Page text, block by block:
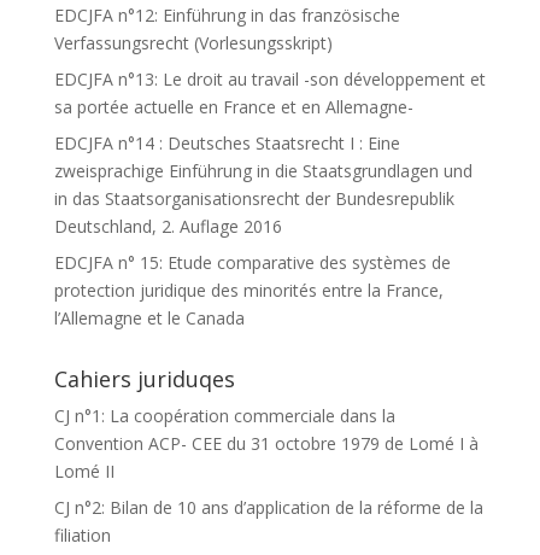
EDCJFA n°12: Einführung in das französische
Verfassungsrecht (Vorlesungsskript)
EDCJFA n°13: Le droit au travail -son développement et
sa portée actuelle en France et en Allemagne-
EDCJFA n°14 : Deutsches Staatsrecht I : Eine
zweisprachige Einführung in die Staatsgrundlagen und
in das Staatsorganisationsrecht der Bundesrepublik
Deutschland, 2. Auflage 2016
EDCJFA n° 15: Etude comparative des systèmes de
protection juridique des minorités entre la France,
l’Allemagne et le Canada
Cahiers juriduqes
CJ n°1: La coopération commerciale dans la
Convention ACP- CEE du 31 octobre 1979 de Lomé I à
Lomé II
CJ n°2: Bilan de 10 ans d’application de la réforme de la
filiation